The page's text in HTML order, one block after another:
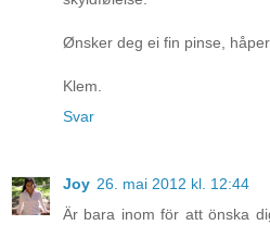
Ønsker deg ei fin pinse,
Klem.
Svar
Joy 26. mai 2012 kl. 12:44
Är bara inom för att önska